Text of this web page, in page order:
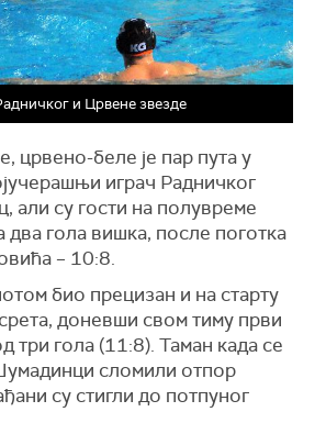
и Црвене звезде
црвено-беле је пар пута у
играч Радничког
али су гости на полувреме
два гола вишка, после поготка
– 10:8.
био прецизан и на старту
доневши свом тиму први
три гола (11:8). Таман када се
сломили отпор
су стигли до потпуног